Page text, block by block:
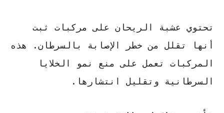
تحتوي عشبة الريحان على مركبات ثبت
أنها
تقلل من خطر الإصابة بالسرطان. هذه
المركبات تعمل على منع نمو الخلايا
السرطانية وتقليل انتشارها.